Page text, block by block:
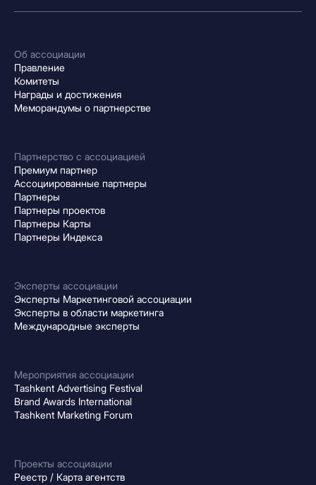
Об ассоциации
Правление
Комитеты
Награды и достижения
Меморандумы о партнерстве
Партнерство с ассоциацией
Премиум партнер
Ассоциированные партнеры
Партнеры
Партнеры проектов
Партнеры Карты
Партнеры Индекса
Эксперты ассоциации
Эксперты Маркетинговой ассоциации
Эксперты в области маркетинга
Международные эксперты
Мероприятия ассоциации
Tashkent Advertising Festival
Brand Awards International
Tashkent Marketing Forum
Проекты ассоциации
Реестр / Карта агентств